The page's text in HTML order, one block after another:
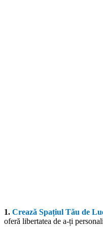
1. Crează Spațiul Tău de
oferă libertatea de a-ți